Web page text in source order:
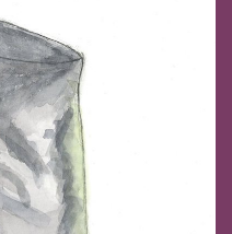
DESIGN INDUSTRIEL & MOBILIER